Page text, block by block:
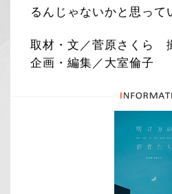
るんじゃないかと思って
取材・文／菅原さくら
企画・編集／大室倫子